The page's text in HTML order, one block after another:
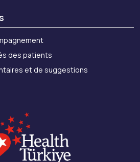
des patients
et de suggestions